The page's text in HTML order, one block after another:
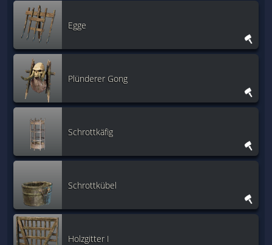
Egge
Plünderer Gong
Schrottkäfig
Schrottkübel
Holzgitter I